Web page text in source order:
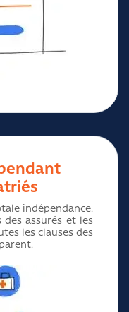
indépendance.
des assurés et les
les clauses des